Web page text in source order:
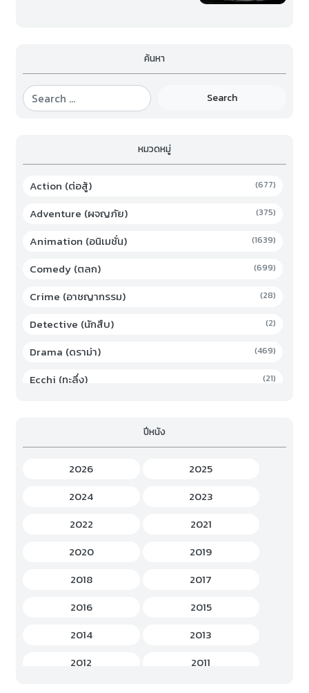
ค้นหา
Search
หมวดหมู่
Action (ต่อสู้) (677)
Adventure (ผจญภัย) (375)
Animation (อนิเมชั่น) (1639)
Comedy (ตลก) (699)
Crime (อาชญากรรม) (28)
Detective (นักสืบ) (2)
Drama (ดราม่า) (469)
Ecchi (ทะลึ่ง) (21)
Game (เกม)
Gourmet (อาหาร)
Hentai (เฮ็นไต)
History (ประวัติศาสตร์)
Horror (สยองขวัญ)
Idols Female (ไอดอล หญิง)
Idols Male (ไอดอล ชาย)
Music (เพลง)
ปีหนัง
2026
2025
2024
2023
2022
2021
2020
2019
2018
2017
2016
2015
2014
2013
2012
2011